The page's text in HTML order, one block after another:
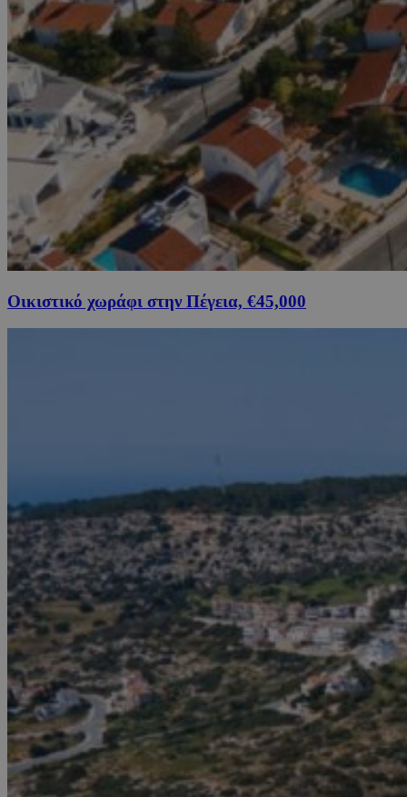
Οικιστικό χωράφι στην Πέγεια, €45,000